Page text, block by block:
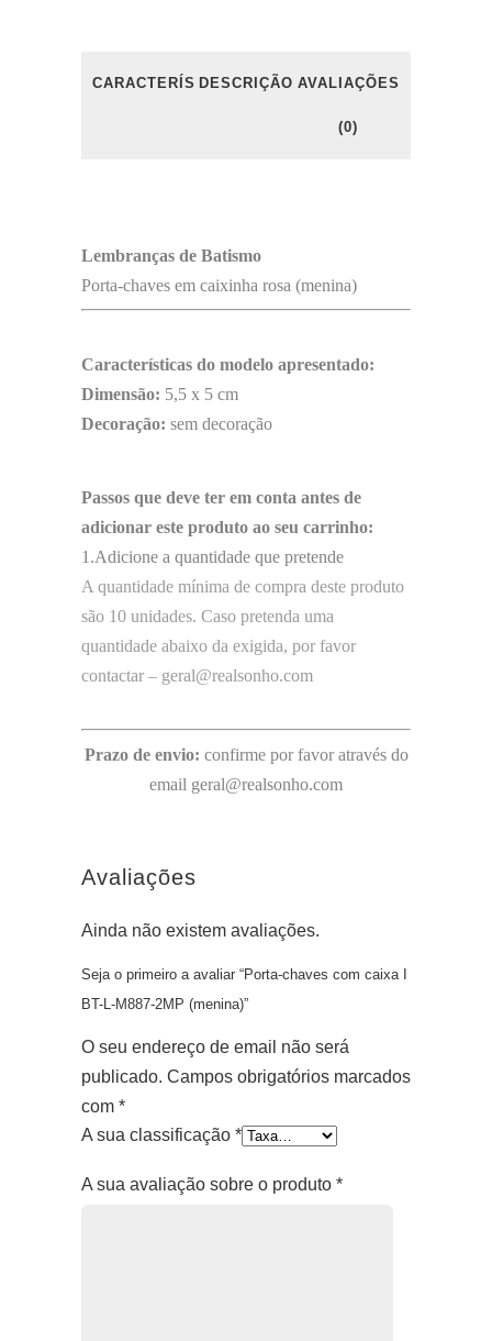
CARACTERÍSTICASDESCRIÇÃO AVALIAÇÕES
(0)
Lembranças de Batismo
Porta-chaves em caixinha rosa (menina)
Características do modelo apresentado:
Dimensão: 5,5 x 5 cm
Decoração: sem decoração
Passos que deve ter em conta antes de
adicionar este produto ao seu carrinho:
1.Adicione a quantidade que pretende
A quantidade mínima de compra deste produto
são 10 unidades. Caso pretenda uma
quantidade abaixo da exigida, por favor
contactar – geral@realsonho.com
Prazo de envio: confirme por favor através do
email geral@realsonho.com
Avaliações
Ainda não existem avaliações.
Seja o primeiro a avaliar “Porta-chaves com caixa I
BT-L-M887-2MP (menina)”
O seu endereço de email não será
publicado. Campos obrigatórios marcados
com *
A sua classificação *
A sua avaliação sobre o produto *